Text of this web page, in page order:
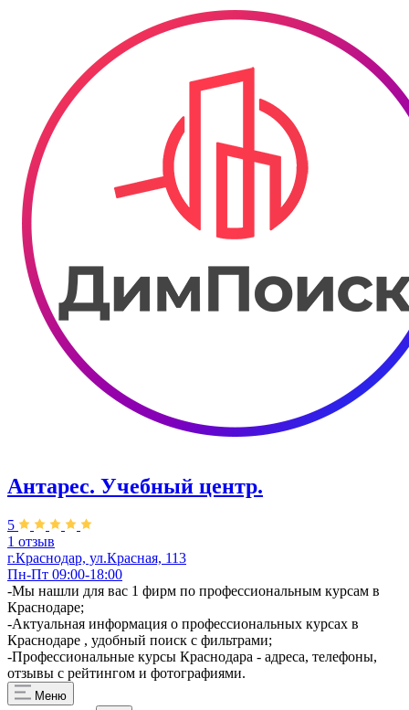
Антарес. Учебный центр.
5
1 отзыв
г.Краснодар, ул.Красная, 113
Пн-Пт 09:00-18:00
-Мы нашли для вас 1 фирм по профессиональным курсам в
Краснодаре;
-Актуальная информация о профессиональных курсах в
Краснодаре , удобный поиск с фильтрами;
-Профессиональные курсы Краснодара - адреса, телефоны,
отзывы с рейтингом и фотографиями.
Меню